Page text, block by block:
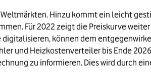
Hinzu kommt ein leicht
Für 2022 zeigt die Preiskurve
können dem
und Heizkostenverteiler bis Ende
zu informieren. Dies wird durch